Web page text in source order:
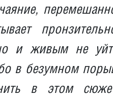
и живым не
в безумном
в этом